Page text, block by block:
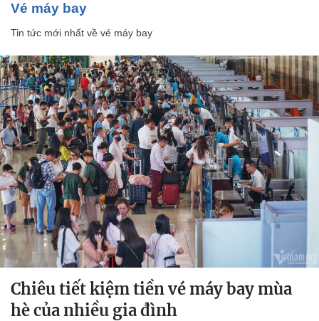
vé máy bay
Tin tức mới nhất về vé máy bay
Chiêu tiết kiệm tiền vé máy bay mùa
hè của nhiều gia đình